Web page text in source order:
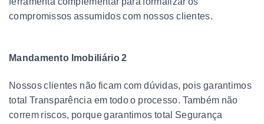
compromissos assumidos com nossos clientes.
Mandamento Imobiliário 2
Nossos clientes não ficam com dúvidas, pois garantimos
total Transparência em todo o processo. Também não
correm riscos, porque garantimos total Segurança